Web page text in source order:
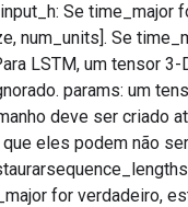
Se time_major
num_units]. Se
LSTM, um tensor
params: um
deve ser criado
eles podem não
for verdadeiro,